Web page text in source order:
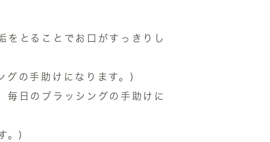
とることでお口がすっきりし
の手助けになります。)
日のブラッシングの手助けに
。)